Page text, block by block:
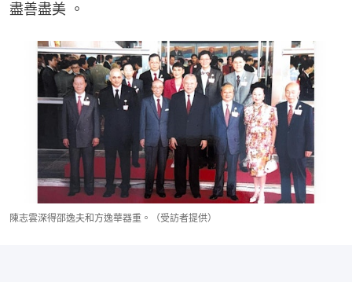
盡善盡美 。
陳志雲深得邵逸夫和方逸華器重。（受訪者提供）